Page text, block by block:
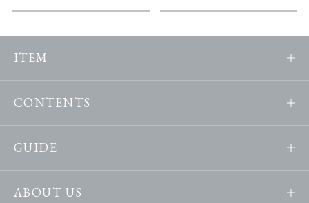
ITEM
CONTENTS
GUIDE
ABOUT US